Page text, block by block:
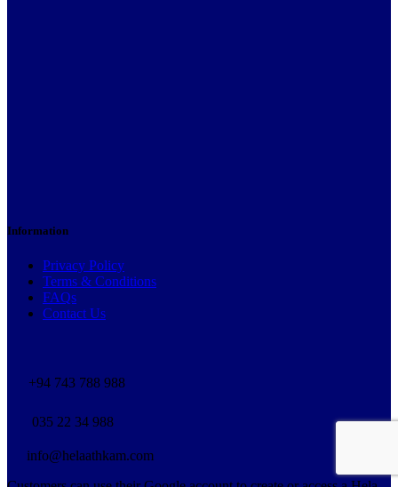
Information
Privacy Policy
Terms & Conditions
FAQs
Contact Us
+94 743 788 988
035 22 34 988
info@helaathkam.com